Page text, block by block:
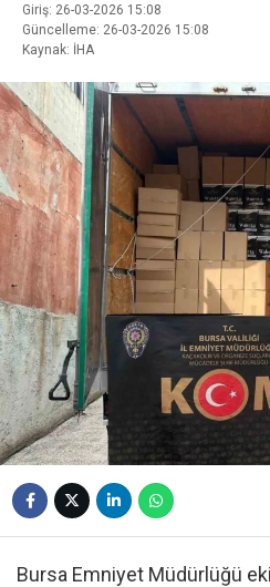
Giriş: 26-03-2026 15:08
Güncelleme: 26-03-2026 15:08
Kaynak: İHA
Bursa Emniyet Müdürlüğü